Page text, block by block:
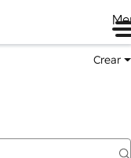
Crear